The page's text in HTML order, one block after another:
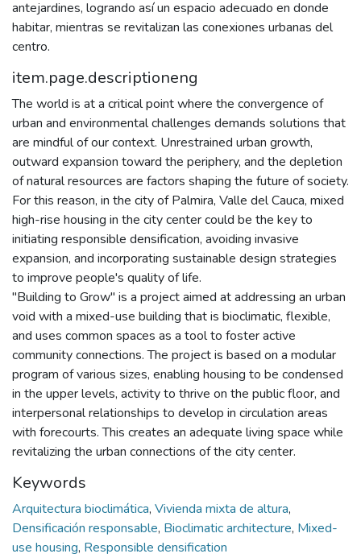
antejardines, logrando así un espacio adecuado en donde
habitar, mientras se revitalizan las conexiones urbanas del
centro.
item.page.descriptioneng
The world is at a critical point where the convergence of
urban and environmental challenges demands solutions that
are mindful of our context. Unrestrained urban growth,
outward expansion toward the periphery, and the depletion
of natural resources are factors shaping the future of society.
For this reason, in the city of Palmira, Valle del Cauca, mixed
high-rise housing in the city center could be the key to
initiating responsible densification, avoiding invasive
expansion, and incorporating sustainable design strategies
to improve people's quality of life.
"Building to Grow" is a project aimed at addressing an urban
void with a mixed-use building that is bioclimatic, flexible,
and uses common spaces as a tool to foster active
community connections. The project is based on a modular
program of various sizes, enabling housing to be condensed
in the upper levels, activity to thrive on the public floor, and
interpersonal relationships to develop in circulation areas
with forecourts. This creates an adequate living space while
revitalizing the urban connections of the city center.
Keywords
Arquitectura bioclimática, Vivienda mixta de altura,
Densificación responsable, Bioclimatic architecture, Mixed-
use housing, Responsible densification